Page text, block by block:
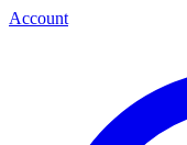
Account